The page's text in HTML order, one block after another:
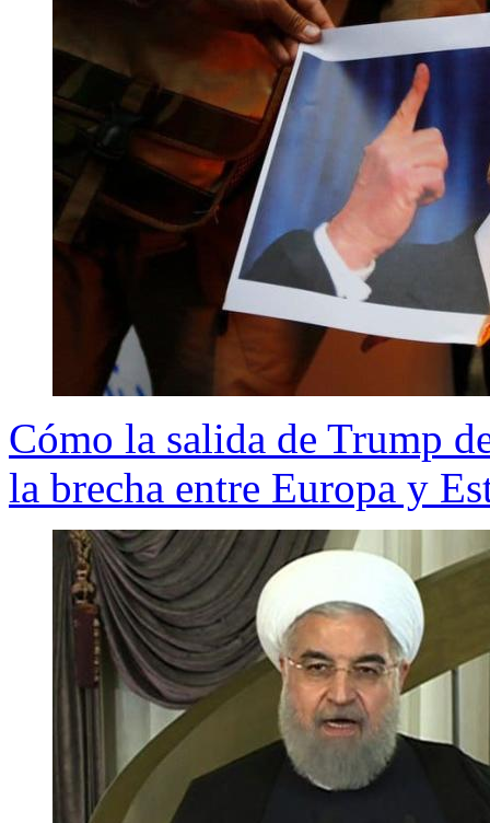
Cómo la salida de Trump
la brecha entre Europa y